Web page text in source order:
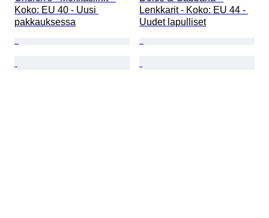
Koko: EU 40 - Uusi
pakkauksessa
Lenkkarit - Koko: EU 44 -
Uudet lapulliset